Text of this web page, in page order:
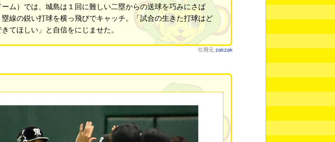
ーム）では、城島は１回に難しい二塁からの送球を巧みにさば
塁線の鋭い打球を横っ飛びでキャッチ。「試合の生きた打球はど
てほしい」と自信をにじませた。
引用元 zakzak